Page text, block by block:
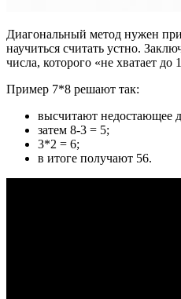
Диагональный метод нужен
научиться считать устно.
числа, которого «не хватает до
Пример 7*8 решают так:
высчитают недостающее
затем 8-3 = 5;
3*2 = 6;
в итоге получают 56.